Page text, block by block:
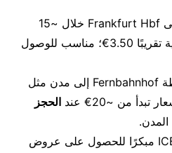
: يصل إلى Frankfurt Hbf خلال ~15
دقيقة؛ سعر التذكرة المحلية تقريبًا 3.50€؛ مناسب للوصول
: ينطلق من محطة Fernbahnhof إلى مدن مثل
من ~20€ عند
الحجز
: احجز تذاكر ICE مبكرًا للحصول على عروض